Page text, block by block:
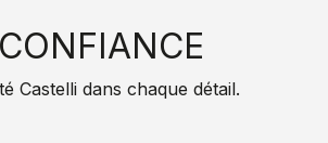
Castelli dans chaque détail.